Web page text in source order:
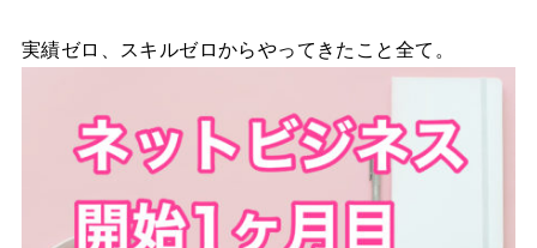
実績ゼロ、スキルゼロからやってきたこと全て。